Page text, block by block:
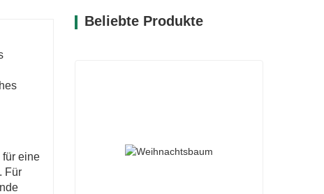
für eine
Für
Beliebte Produkte